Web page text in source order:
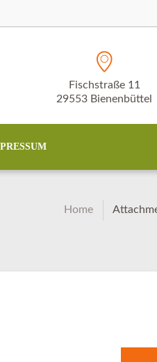
Fischstraße 11
29553 Bienenbüttel
Home